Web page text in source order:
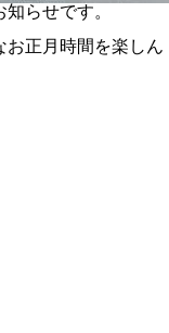
らせです。
お正月時間を楽しん